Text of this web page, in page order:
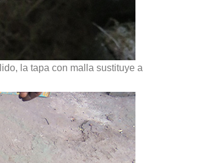
la tapa con malla sustituye a